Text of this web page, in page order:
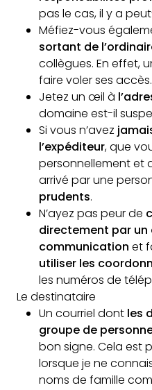
pas le cas, il y a
Méfiez-vous
sortant de
collègues. En effet,
faire voler ses accès.
Jetez un œil à
domaine est-il
Si vous n’avez
l’expéditeur, que
personnellement et
arrivé par une
prudents.
N’ayez pas peur de
directement par un
communication et
utiliser les
les numéros de
Le destinataire
Un courriel dont les
groupe de
bon signe. Cela est
lorsque je ne
noms de famille